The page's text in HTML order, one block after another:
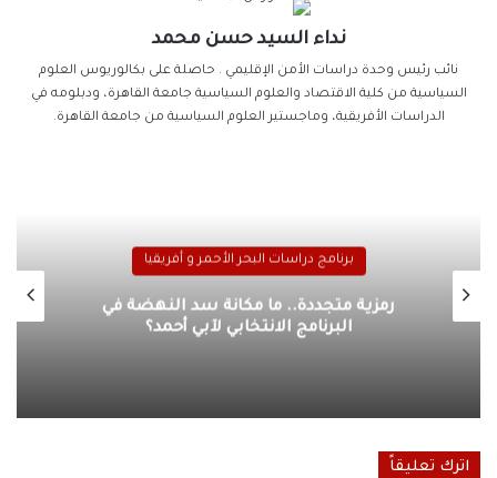
نداء السيد حسن محمد
نائب رئيس وحدة دراسات الأمن الإقليمي . حاصلة على بكالوريوس العلوم
السياسية من كلية الاقتصاد والعلوم السياسية جامعة القاهرة، ودبلومه في
الدراسات الأفريقية، وماجستير العلوم السياسية من جامعة القاهرة.
برنامج دراسات البحر الأحمر و أفريقيا
رمزية متجددة.. ما مكانة سد النهضة في
البرنامج الانتخابي لآبي أحمد؟
اترك تعليقاً